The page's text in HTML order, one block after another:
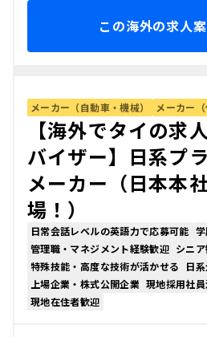
この海外の求人
メーカー（自動車・機械） メーカー
【海外でタイの求
バイザー】日系プ
メーカー（日本本
場！）
日常会話レベルの英語力で応募可能
管理職・マネジメント経験歓迎 シニ
特殊技能・高度な技術が活かせる
日
上場企業・株式公開企業 現地採用社
現地在住者歓迎